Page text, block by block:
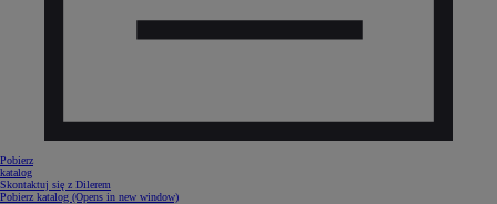
Pobierz
katalog
Skontaktuj się z Dilerem
Pobierz katalog (Opens in new window)